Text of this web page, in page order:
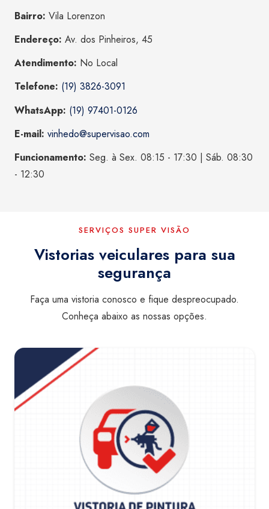
Bairro: Vila Lorenzon
Endereço: Av. dos Pinheiros, 45
Atendimento: No Local
Telefone: (19) 3826-3091
WhatsApp: (19) 97401-0126
E-mail: vinhedo@supervisao.com
Funcionamento: Seg. à Sex. 08:15 - 17:30 | Sáb. 08:30
- 12:30
SERVIÇOS SUPER VISÃO
Vistorias veiculares para sua
segurança
Faça uma vistoria conosco e fique despreocupado.
Conheça abaixo as nossas opções.